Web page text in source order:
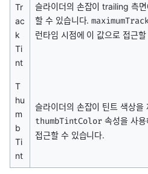
Tr
ac
k
Ti
nt
슬라이더의 손잡이 trailing 측
할 수 있습니다.
런타임 시점에 이 값으로 접근
T
hu
m
b
Ti
nt
슬라이더의 손잡이 틴트 색상을
thumbTintColor 속성을 사
접근할 수 있습니다.